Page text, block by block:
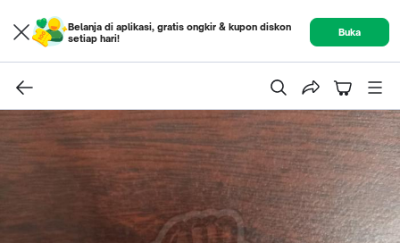
Belanja di aplikasi, gratis ongkir & kupon diskon
setiap hari!
Buka